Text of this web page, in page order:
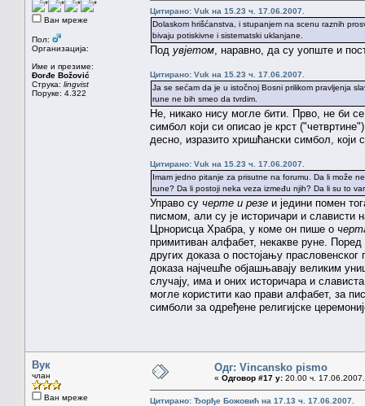
Ван мреже
Пол:
Организација:
Име и презиме:
Đorđe Božović
Струка: lingvist
Поруке: 4.322
Цитирано: Vuk на 15.23 ч. 17.06.2007.
Dolaskom hrišćanstva, i stupanjem na scenu raznih
bivaju potiskivne i sistematski uklanjane.
Под увјетом , наравно, да су уопште и
Цитирано: Vuk на 15.23 ч. 17.06.2007.
Ja se sećam da je u istočnoj Bosni prilikom pravljenja
rune ne bih smeo da tvrdim.
Не, никако нису могле бити. Прво, не би
симбол који си описао је крст
десно, изразито хришћански симбол, који
Цитирано: Vuk на 15.23 ч. 17.06.2007.
Imam jedno pitanje za prisutne na forumu. Da li može
rune? Da li postoji neka veza između njih? Da li su to
Управо су черте и резе и једини помен
писмом, али су је историчари и
Црнорисца Храбра, у коме он пише о
примитиван алфабет, некакве руне.
других доказа о постојању
доказа најчешће објашњавају великим
случају, има и оних историчара и
могле користити као прави алфабет, за
симболи за одређене религијске
Вук
члан
Ван мреже
Одг: Vincansko pismo
« Одговор #17 у: 20.00 ч.
Цитирано: Ђорђе Божовић на 17.13 ч. 17.06.2007.